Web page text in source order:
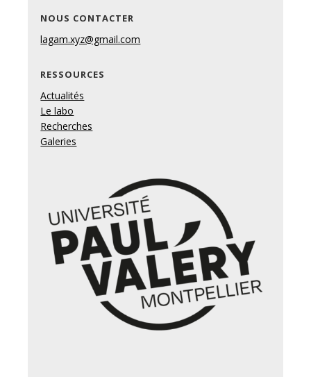
NOUS CONTACTER
lagam.xyz@gmail.com
RESSOURCES
Actualités
Le labo
Recherches
Galeries